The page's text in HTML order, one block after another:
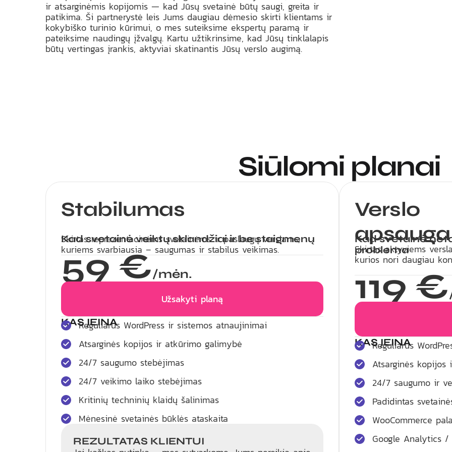
ir atsarginėmis kopijomis — kad Jūsų svetainė būtų saugi, greita ir
patikima. Ši partnerystė leis Jums daugiau dėmesio skirti klientams ir
kokybiško turinio kūrimui, o mes suteiksime ekspertų paramą ir
pateiksime naudingų įžvalgų. Kartu užtikrinsime, kad Jūsų tinklalapis
būtų vertingas įrankis, aktyviai skatinantis Jūsų verslo augimą.
Siūlomi planai
Stabilumas
Kad svetainė veiktų sklandžiai ir be staigmenų
Skirtas reprezentacinėms svetainėms ir paslaugų verslams,
kuriems svarbiausia – saugumas ir stabilus veikimas.
59 €/mėn.
Užsakyti planą
KAS ĮEINA
Reguliarūs WordPress ir sistemos atnaujinimai
Atsarginės kopijos ir atkūrimo galimybė
24/7 saugumo stebėjimas
24/7 veikimo laiko stebėjimas
Kritinių techninių klaidų šalinimas
Mėnesinė svetainės būklės ataskaita
REZULTATAS KLIENTUI
Verslo
apsauga
Kad svetainė
problema
Skirtas aktyviems
kurios nori daugiau
119 €
KAS ĮEINA
Reguliarūs
Atsarginės
24/7 saugumo ir
Padidintas
WooCommerce
Google Analytics